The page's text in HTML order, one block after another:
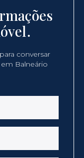
conversar
Balneário